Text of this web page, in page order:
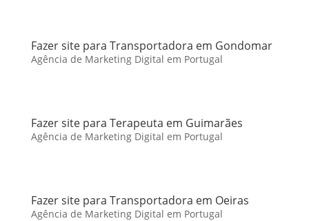
Fazer site para Transportadora em Gondomar
Agência de Marketing Digital em Portugal
Fazer site para Terapeuta em Guimarães
Agência de Marketing Digital em Portugal
Fazer site para Transportadora em Oeiras
Agência de Marketing Digital em Portugal